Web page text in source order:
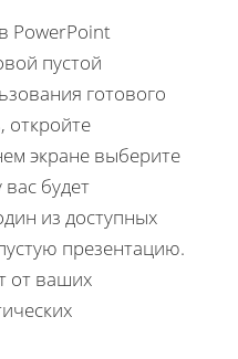
PowerPoint
пустой
готового
откройте
экране выберите
вас будет
из доступных
презентацию.
от ваших